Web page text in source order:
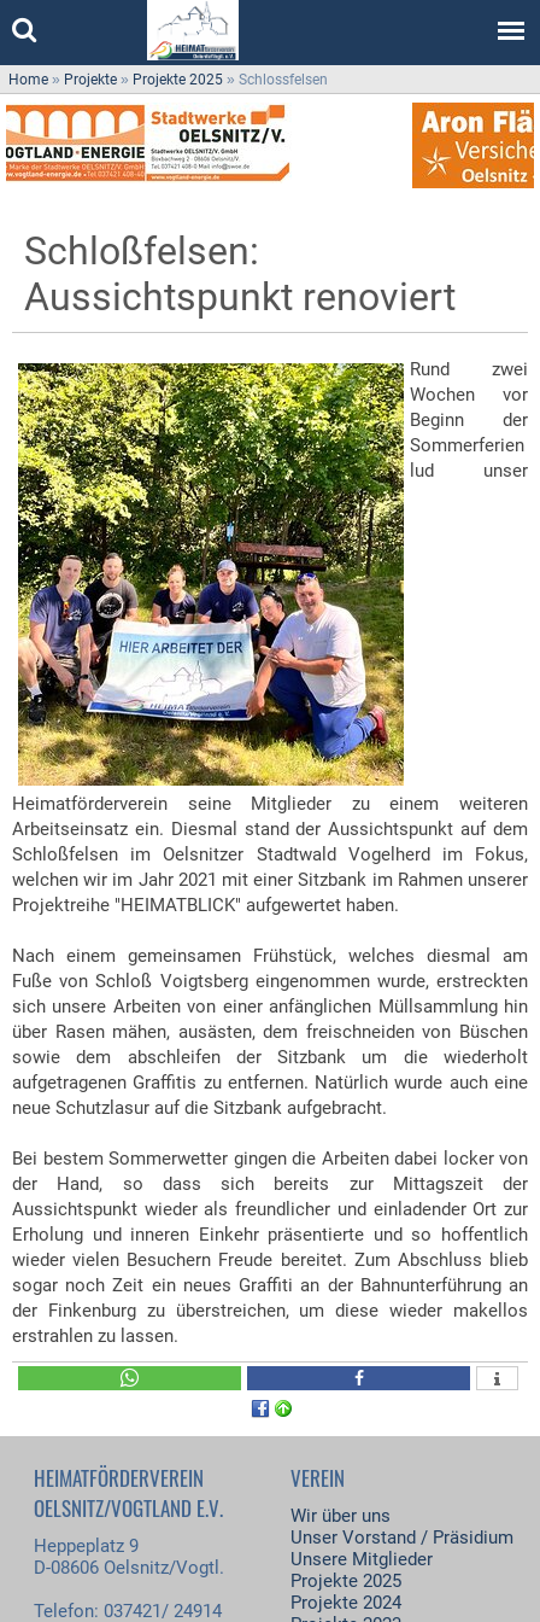
Home » Projekte » Projekte 2025 » Schlossfelsen
Schloßfelsen:
Aussichtspunkt renoviert
Rund zwei
Wochen vor
Beginn der
Sommerferien
lud unser
Heimatförderverein seine Mitglieder zu einem weiteren
Arbeitseinsatz ein. Diesmal stand der Aussichtspunkt auf dem
Schloßfelsen im Oelsnitzer Stadtwald Vogelherd im Fokus,
welchen wir im Jahr 2021 mit einer Sitzbank im Rahmen unserer
Projektreihe "HEIMATBLICK" aufgewertet haben.
Nach einem gemeinsamen Frühstück, welches diesmal am
Fuße von Schloß Voigtsberg eingenommen wurde, erstreckten
sich unsere Arbeiten von einer anfänglichen Müllsammlung hin
über Rasen mähen, ausästen, dem freischneiden von Büschen
sowie dem abschleifen der Sitzbank um die wiederholt
aufgetragenen Graffitis zu entfernen. Natürlich wurde auch eine
neue Schutzlasur auf die Sitzbank aufgebracht.
Bei bestem Sommerwetter gingen die Arbeiten dabei locker von
der Hand, so dass sich bereits zur Mittagszeit der
Aussichtspunkt wieder als freundlicher und einladender Ort zur
Erholung und inneren Einkehr präsentierte und so hoffentlich
wieder vielen Besuchern Freude bereitet. Zum Abschluss blieb
sogar noch Zeit ein neues Graffiti an der Bahnunterführung an
der Finkenburg zu überstreichen, um diese wieder makellos
erstrahlen zu lassen.
HEIMATFÖRDERVEREIN
OELSNITZ/VOGTLAND E.V.
Heppeplatz 9
D-08606 Oelsnitz/Vogtl.
Telefon: 037421/ 24914
VEREIN
Wir über uns
Unser Vorstand / Präsidium
Unsere Mitglieder
Projekte 2025
Projekte 2024